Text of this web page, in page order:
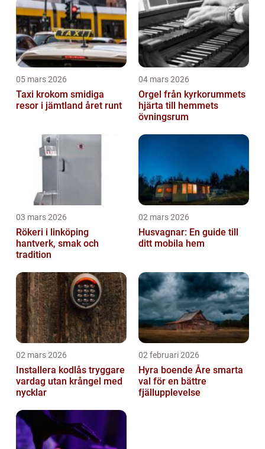
05 mars 2026
Taxi krokom smidiga
resor i jämtland året runt
04 mars 2026
Orgel från kyrkorummets
hjärta till hemmets
övningsrum
03 mars 2026
Rökeri i linköping
hantverk, smak och
tradition
02 mars 2026
Husvagnar: En guide till
ditt mobila hem
02 mars 2026
Installera kodlås tryggare
vardag utan krångel med
nycklar
02 februari 2026
Hyra boende Åre smarta
val för en bättre
fjällupplevelse